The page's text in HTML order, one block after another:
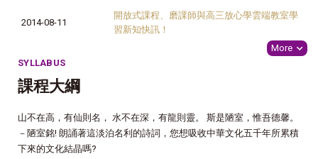
2014-08-11
開放式課程、磨課師與高三放心學雲端教室學
習新知快訊！
More
SYLLABUS
課程大綱
山不在高，有仙則名， 水不在深，有龍則靈。 斯是陋室，惟吾德馨。
－陋室銘! 朗誦著這淡泊名利的詩詞，您想吸收中華文化五千年所累積
下來的文化結晶嗎?